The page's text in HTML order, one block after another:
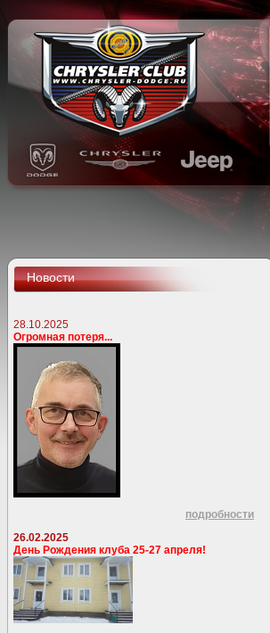
Новости
28.10.2025
Огромная потеря...
подробности
26.02.2025
День Рождения клуба 25-27 апреля!